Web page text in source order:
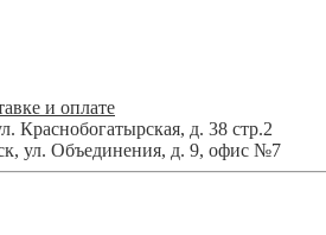
и оплате
Краснобогатырская, д. 38 стр.2
, ул. Объединения, д. 9, офис №7